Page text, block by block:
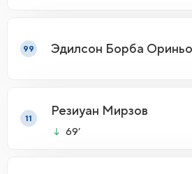
99 Эдилсон Борба Ориньо
11
Резиуан Мирзов
69’